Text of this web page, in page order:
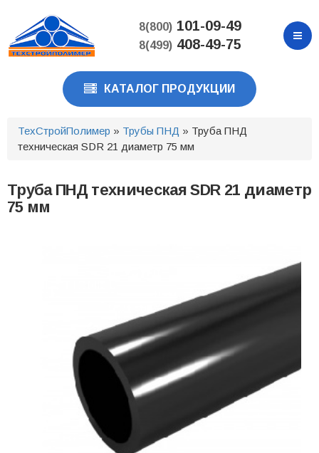
основному
содержанию
8(800)101-09-49
8(499)408-49-75
КАТАЛОГ ПРОДУКЦИИ
ТехСтройПолимер » Трубы ПНД » Труба ПНД
техническая SDR 21 диаметр 75 мм
Труба ПНД техническая SDR 21 диаметр
75 мм